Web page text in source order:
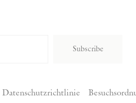
Subscribe
Datenschutzrichtlinie